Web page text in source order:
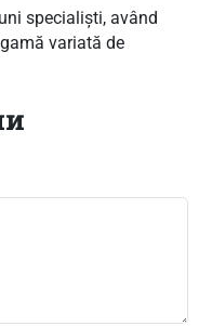
specialiști, având
variată de